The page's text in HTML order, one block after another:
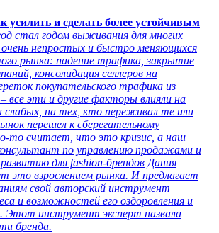
усилить и сделать более устойчивым
стал годом выживания для многих
очень непростых и быстро меняющихся
рынка: падение трафика, закрытие
консолидация селлеров на
покупательского трафика из
все эти и другие факторы влияли на
слабых, на тех, кто переживал те или
перешел к сберегательному
то считает, что это кризис, а наш
по управлению продажами и
для fashion-брендов Дания
это взрослением рынка. И предлагает
свой авторский инструмент
и возможностей его оздоровления и
Этот инструмент эксперт назвала
бренда.